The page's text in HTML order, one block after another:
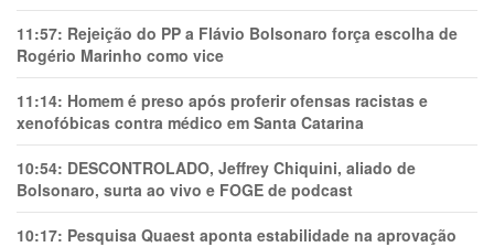
11:57: Rejeição do PP a Flávio Bolsonaro força escolha de
Rogério Marinho como vice
11:14: Homem é preso após proferir ofensas racistas e
xenofóbicas contra médico em Santa Catarina
10:54: DESCONTROLADO, Jeffrey Chiquini, aliado de
Bolsonaro, surta ao vivo e FOGE de podcast
10:17: Pesquisa Quaest aponta estabilidade na aprovação